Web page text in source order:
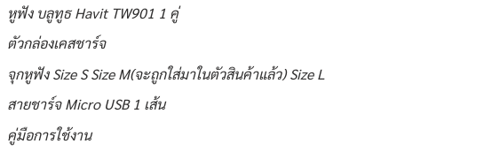
หูฟัง บลูทูธ Havit TW901 1 คู่
ตัวกล่องเคสชาร์จ
จุกหูฟัง Size S Size M(จะถูกใส่มาในตัวสินค้าแล้ว) Size L
สายชาร์จ Micro USB 1 เส้น
คู่มือการใช้งาน